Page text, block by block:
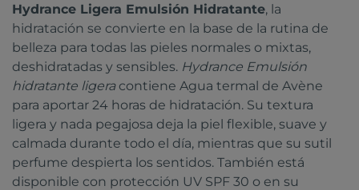
Hydrance Ligera Emulsión Hidratante, la
hidratación se convierte en la base de la rutina de
belleza para todas las pieles normales o mixtas,
deshidratadas y sensibles. Hydrance Emulsión
hidratante ligeracontiene Agua termal de Avène
para aportar 24 horas de hidratación. Su textura
ligera y nada pegajosa deja la piel flexible, suave y
calmada durante todo el día, mientras que su sutil
perfume despierta los sentidos. También está
disponible con protección UV SPF 30 o en su